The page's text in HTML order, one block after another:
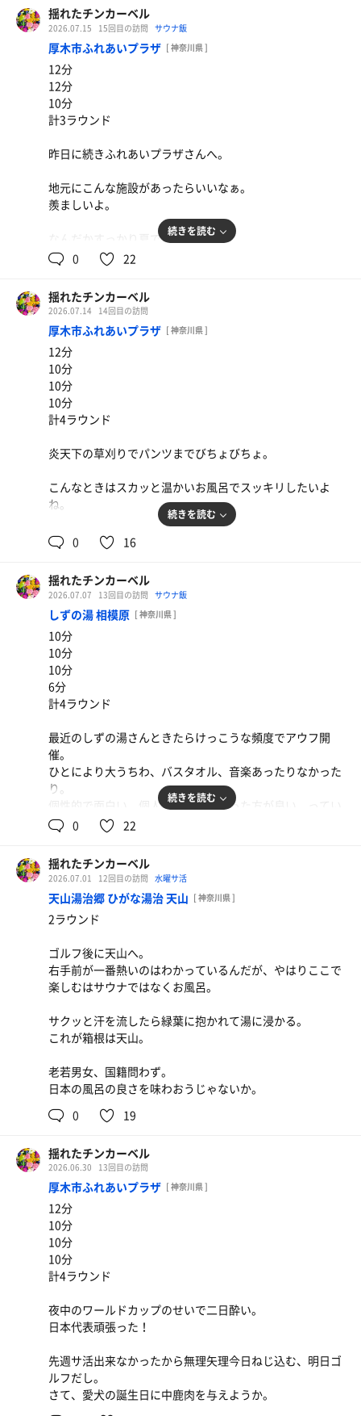
揺れたチンカーベル
2026.07.15 15回目の訪問 サウナ飯
厚木市ふれあいプラザ [ 神奈川県 ]
12分
12分
10分
計3ラウンド
昨日に続きふれあいプラザさんへ。
地元にこんな施設があったらいいなぁ。
羨ましいよ。
なんだかすっかり夏ですな、
明日からまた忙しくなるから夏バテしない様にしないと
春菊天月見そば＋ゆかり
やはり春菊天はうまい
続きを読む
0 22
揺れたチンカーベル
2026.07.14 14回目の訪問
厚木市ふれあいプラザ [ 神奈川県 ]
12分
10分
10分
10分
計4ラウンド
炎天下の草刈りでパンツまでびちょびちょ。
こんなときはスカッと温かいお風呂でスッキリしたいよ
ね。
ついでじゃないがサウナもしっかりね！
サウナ終わりのリポD一気は麻薬ですね。
その後のハイボールもね。
続きを読む
0 16
揺れたチンカーベル
2026.07.07 13回目の訪問 サウナ飯
しずの湯 相模原 [ 神奈川県 ]
10分
10分
10分
6分
計4ラウンド
最近のしずの湯さんときたらけっこうな頻度でアウフ開
催。
ひとにより大うちわ、バスタオル、音楽あったりなかった
り。
個性的で面白い、個人的には音楽あった方が良い。ってい
うか常時欲しい派です♪
ッサージ。
音で脳を、熱で身体を溶かす喜びこそ至高だと思うので
す！
デフォルトでもけっこう量多いかも。
続きを読む
0 22
揺れたチンカーベル
2026.07.01 12回目の訪問 水曜サ活
天山湯治郷 ひがな湯治 天山 [ 神奈川県 ]
2ラウンド
ゴルフ後に天山へ。
右手前が一番熱いのはわかっているんだが、やはりここで
楽しむはサウナではなくお風呂。
サクッと汗を流したら緑葉に抱かれて湯に浸かる。
これが箱根は天山。
老若男女、国籍問わず。
日本の風呂の良さを味わおうじゃないか。
0
19
揺れたチンカーベル
2026.06.30 13回目の訪問
厚木市ふれあいプラザ [ 神奈川県 ]
12分
10分
10分
10分
計4ラウンド
夜中のワールドカップのせいで二日酔い。
日本代表頑張った！
先週サ活出来なかったから無理矢理今日ねじ込む、明日ゴ
ルフだし。
さて、愛犬の誕生日に中鹿肉を与えようか。